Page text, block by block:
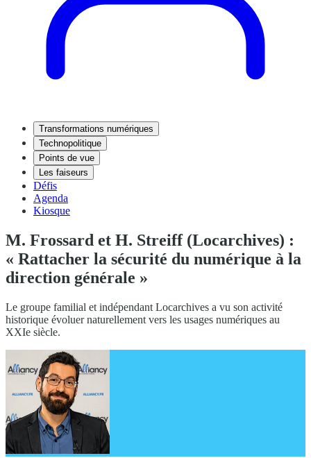
Transformations numériques
Technopolitique
Points de vue
Les faiseurs
Défis
Agenda
Kiosque
M. Frossard et H. Streiff (Locarchives) :
« Rattacher la sécurité du numérique à la
direction générale »
Le groupe familial et indépendant Locarchives a vu son activité
historique évoluer naturellement vers les usages numériques au
XXIe siècle.